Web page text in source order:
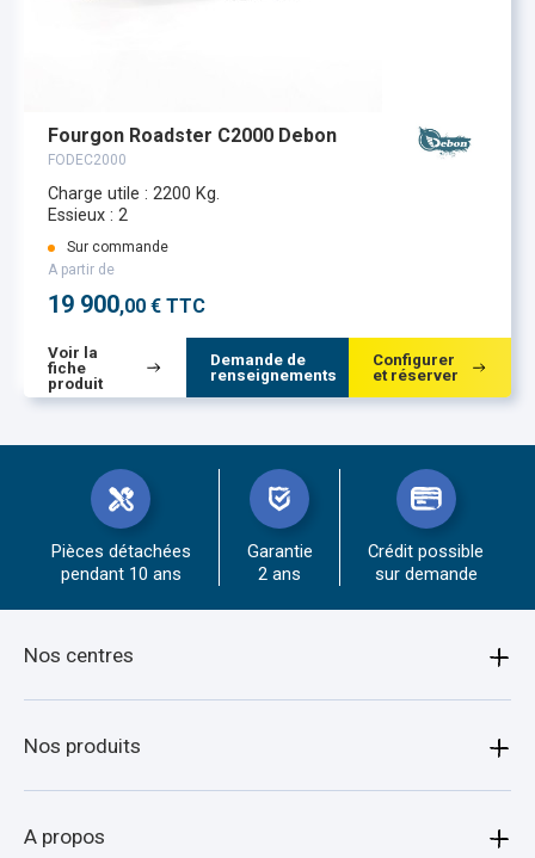
Fourgon Roadster C2000 Debon
FODEC2000
Charge utile : 2200 Kg.
Essieux : 2
Sur commande
A partir de
19 900,00 € TTC
Voir la
fiche
produit
Demande de
renseignements
Configurer
et réserver
Pièces détachées
pendant 10 ans
Garantie
2 ans
Crédit possible
sur demande
Nos centres
Amiens
Arras
Nos produits
A propos